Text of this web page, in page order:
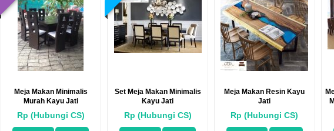
Meja Makan Minimalis
Murah Kayu Jati
Rp (Hubungi CS)
Set Meja Makan Minimalis
Kayu Jati
Rp (Hubungi CS)
Meja Makan Resin Kayu
Jati
Rp (Hubungi CS)